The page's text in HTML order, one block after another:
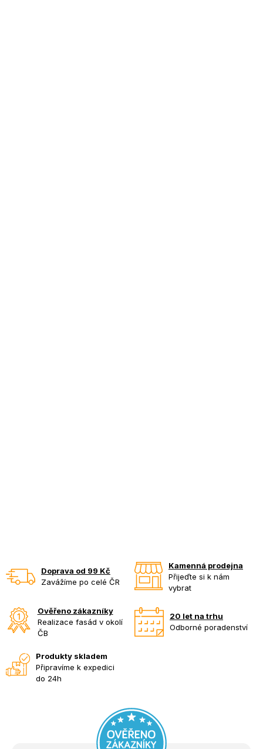
Doprava od 99 Kč
Zavážíme po celé ČR
Kamenná prodejna
Přijeďte si k nám
vybrat
Ověřeno zákazníky
Realizace fasád v okolí
ČB
20 let na trhu
Odborné poradenství
Produkty skladem
Připravíme k expedici
do 24h